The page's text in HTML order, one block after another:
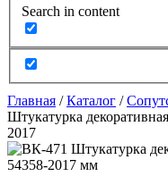
Search in content
Главная /Каталог /
Штукатурка
2017